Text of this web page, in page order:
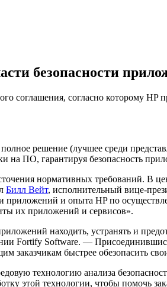
безопасности
соглашения, согласно которому HP
решение (лучшее среди
на ПО, гарантируя безопасность
нормативных требований. В
Билл Вейт, исполнительный вице-
приложений и опыта HP по
их приложений и сервисов».
находить, устранять и
Fortify Software. —
заказчикам быстрее обезопасить
технологию анализа
этой технологии, чтобы помочь